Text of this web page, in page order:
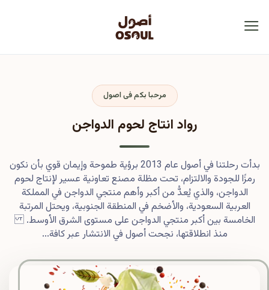
مرحبا بكم فى اصول
رواد انتاج لحوم الدواجن
بدأت رحلتنا في أصول عام 2013 برؤية طموحة وإيمان قوي بأن نكون
رمزًا للجودة والالتزام، تحت مظلة مصنع تعاونية عسير لإنتاج لحوم
الدواجن، والذي يُعدُّ من أكبر وأهم منتجي الدواجن في المملكة
العربية السعودية، والأضخم في المنطقة الجنوبية، ويحتل المرتبة
الخامسة بين أكبر منتجي الدواجن على مستوى الشرق الأوسط.
منذ انطلاقتها، نجحت أصول في الانتشار عبر كافة...